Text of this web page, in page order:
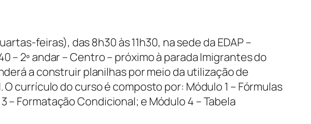
feiras), das 8h30 às 11h30, na sede da EDAP –
– 2º andar – Centro – próximo à parada Imigrantes do
a construir planilhas por meio da utilização de
currículo do curso é composto por: Módulo 1 – Fórmulas
– Formatação Condicional; e Módulo 4 – Tabela